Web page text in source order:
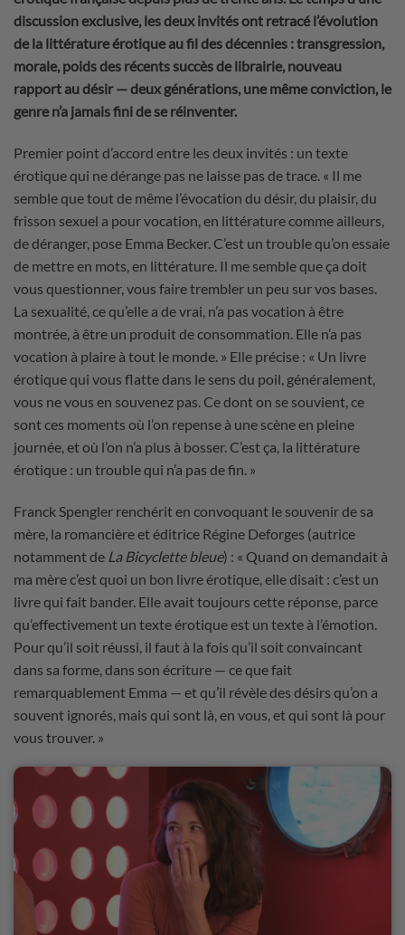
discussion exclusive, les deux invités ont retracé l’évolution
de la littérature érotique au fil des décennies : transgression,
morale, poids des récents succès de librairie, nouveau
rapport au désir — deux générations, une même conviction, le
genre n’a jamais fini de se réinventer.
Premier point d’accord entre les deux invités : un texte
érotique qui ne dérange pas ne laisse pas de trace. « Il me
semble que tout de même l’évocation du désir, du plaisir, du
frisson sexuel a pour vocation, en littérature comme ailleurs,
de déranger, pose Emma Becker. C’est un trouble qu’on essaie
de mettre en mots, en littérature. Il me semble que ça doit
vous questionner, vous faire trembler un peu sur vos bases.
La sexualité, ce qu’elle a de vrai, n’a pas vocation à être
montrée, à être un produit de consommation. Elle n’a pas
vocation à plaire à tout le monde. » Elle précise : « Un livre
érotique qui vous flatte dans le sens du poil, généralement,
vous ne vous en souvenez pas. Ce dont on se souvient, ce
sont ces moments où l’on repense à une scène en pleine
journée, et où l’on n’a plus à bosser. C’est ça, la littérature
érotique : un trouble qui n’a pas de fin. »
Franck Spengler renchérit en convoquant le souvenir de sa
mère, la romancière et éditrice Régine Deforges (autrice
notamment de La Bicyclette bleue) : « Quand on demandait à
ma mère c’est quoi un bon livre érotique, elle disait : c’est un
livre qui fait bander. Elle avait toujours cette réponse, parce
qu’effectivement un texte érotique est un texte à l’émotion.
Pour qu’il soit réussi, il faut à la fois qu’il soit convaincant
dans sa forme, dans son écriture — ce que fait
remarquablement Emma — et qu’il révèle des désirs qu’on a
souvent ignorés, mais qui sont là, en vous, et qui sont là pour
vous trouver. »